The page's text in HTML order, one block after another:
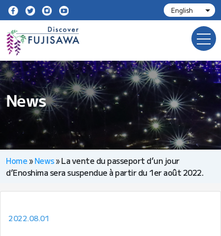
News
Home» News»La vente du passeport d’un jour
d’Enoshima sera suspendue à partir du 1er août 2022.
2022.08.01